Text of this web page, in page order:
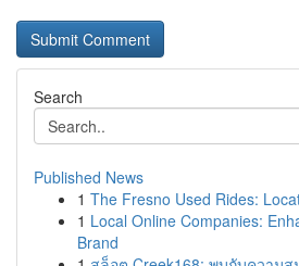
Search
Published News
1 The Fresno Used Rides:
1 Local Online Companies:
Brand